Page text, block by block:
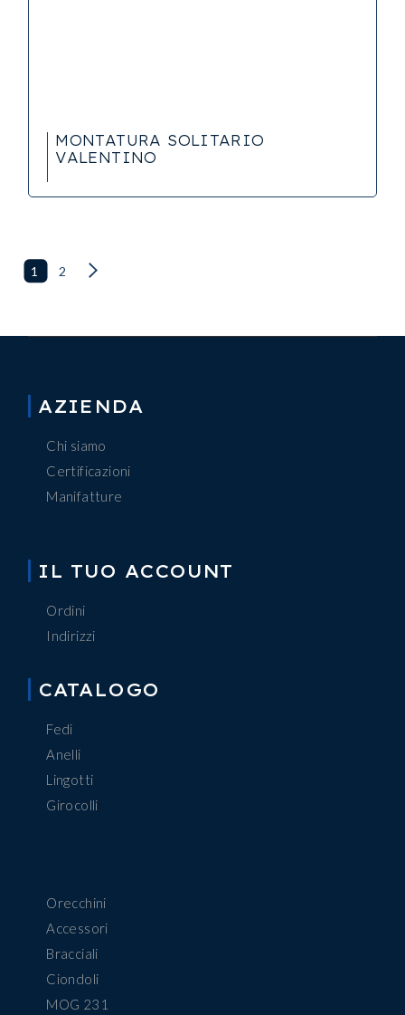
MONTATURA SOLITARIO
VALENTINO
1 2
AZIENDA
Chi siamo
Certificazioni
Manifatture
IL TUO ACCOUNT
Ordini
Indirizzi
CATALOGO
Fedi
Anelli
Lingotti
Girocolli
Orecchini
Accessori
Bracciali
Ciondoli
MOG 231